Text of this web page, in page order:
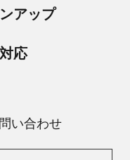
アップ
応
い合わせ